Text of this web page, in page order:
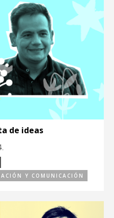
de ideas
Y COMUNICACIÓN